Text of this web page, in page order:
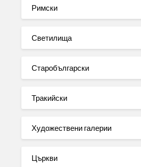
Римски
Светилища
Старобългарски
Тракийски
Художествени галерии
Църкви